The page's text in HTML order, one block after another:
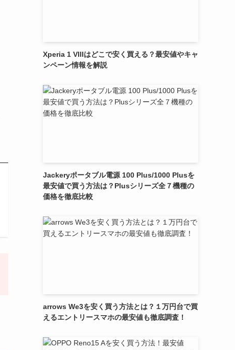
Xperia 1 VIIIはどこで安く買える？最安値やキャ
ンペーン情報を解説
Jackeryポータブル電源 100 Plus/1000 Plusを
最安値で買う方法は？Plusシリーズ全７機種の
価格を徹底比較
arrows We3を安く買う方法とは？１万円台で買
えるエントリースマホの最安値も徹底調査！